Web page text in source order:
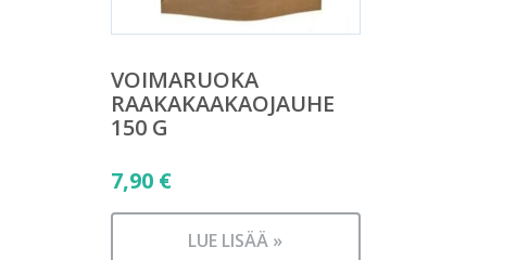
VOIMARUOKA
RAAKAKAAKAOJAUHE
150 G
7,90 €
LUE LISÄÄ »